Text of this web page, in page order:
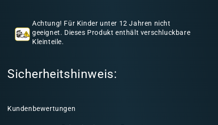
Achtung! Für Kinder unter 12 Jahren nicht
geeignet. Dieses Produkt enthält verschluckbare
Kleinteile.
Sicherheitshinweis:
Kundenbewertungen